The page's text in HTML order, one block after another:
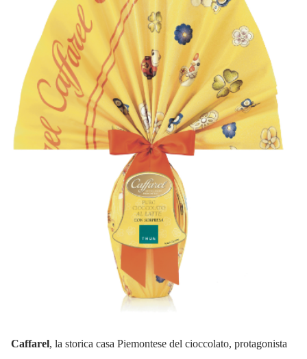
Caffarel, la storica casa Piemontese del cioccolato, protagonista